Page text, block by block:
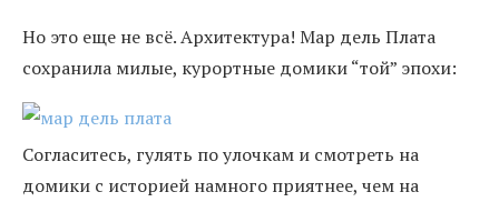
Но это еще не всё. Архитектура! Мар дель Плата
сохранила милые, курортные домики “той” эпохи:
Согласитесь, гулять по улочкам и смотреть на
домики с историей намного приятнее, чем на